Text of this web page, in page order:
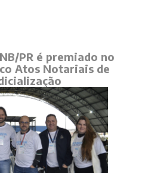
PR é premiado no
Atos Notariais de